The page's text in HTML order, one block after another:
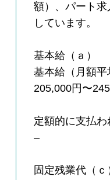
額）、パート
しています。
基本給（ａ）
基本給（月額
205,000円〜
定額的に支払わ
–
固定残業代（ｃ